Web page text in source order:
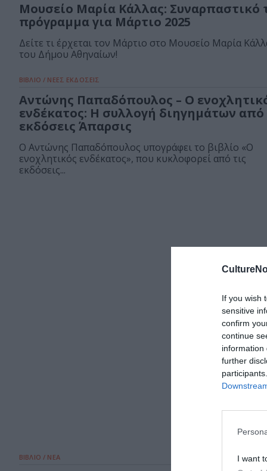
If you wish
sensitive
confirm
continue
information
further
I want
Μουσείο Μαρία Κάλλας: Συναρπαστικό
πρόγραμμα για Μάρτιο 2025
Δείτε τι έρχεται τον Μάρτιο στο Μουσείο Μαρία
του Δήμου Αθηναίων!
ΒΙΒΛΙΟ / ΝΕΕΣ ΕΚΔΟΣΕΙΣ
Αντώνης Παπαδόπουλος – Ο
ενδέκατος: Η συλλογή διηγημάτων από
εκδόσεις Άπαρσις
Ο Αντώνης Παπαδόπουλος υπογράφει το βιβλίο «Ο
ενοχλητικός ενδέκατος», που κυκλοφορεί από τις
εκδόσεις...
ΒΙΒΛΙΟ / ΝΕΑ